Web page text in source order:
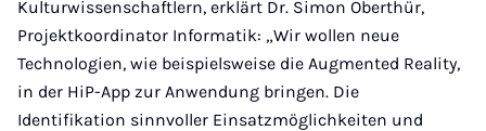
Kulturwissenschaftlern, erklärt Dr. Simon Oberthür,
Projektkoordinator Informatik: „Wir wollen neue
Technologien, wie beispielsweise die Augmented Reality,
in der HiP-App zur Anwendung bringen. Die
Identifikation sinnvoller Einsatzmöglichkeiten und